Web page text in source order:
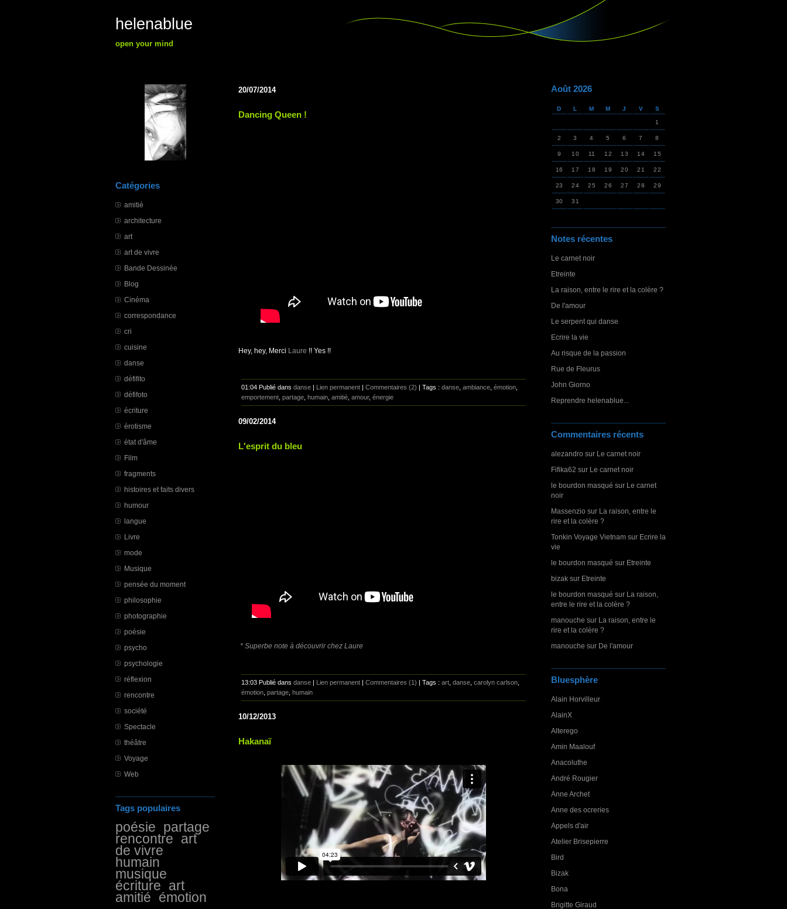
helenablue
open your mind
Catégories
amitié
architecture
art
art de vivre
Bande Dessinée
Blog
Cinéma
correspondance
cri
cuisine
danse
défifito
défifoto
écriture
érotisme
état d'âme
Film
fragments
histoires et faits divers
humour
langue
Livre
mode
Musique
pensée du moment
philosophie
photographie
poésie
psycho
psychologie
réflexion
rencontre
société
Spectacle
théâtre
Voyage
Web
Tags populaires
poésie partage
rencontre art
de vivre
humain
musique
écriture art
amitié émotion
Août 2026
D L M M J V S
1
2 3 4 5 6 7 8
9 10 11 12 13 14 15
16 17 18 19 20 21 22
23 24 25 26 27 28 29
30 31
Notes récentes
Le carnet noir
Etreinte
La raison, entre le rire et la colère ?
De l'amour
Le serpent qui danse
Ecrire la vie
Au risque de la passion
Rue de Fleurus
John Giorno
Reprendre helenablue...
Commentaires récents
alezandro sur Le carnet noir
Fifika62 sur Le carnet noir
le bourdon masqué sur Le carnet
noir
Massenzio sur La raison, entre le
rire et la colère ?
Tonkin Voyage Vietnam sur Ecrire la
vie
le bourdon masqué sur Etreinte
bizak sur Etreinte
le bourdon masqué sur La raison,
entre le rire et la colère ?
manouche sur La raison, entre le
rire et la colère ?
manouche sur De l'amour
Bluesphère
Alain Horvilleur
AlainX
Alterego
Amin Maalouf
Anacoluthe
André Rougier
Anne Archet
Anne des ocreries
Appels d'air
Atelier Brisepierre
Bird
Bizak
Bona
Brigitte Giraud
20/07/2014
Dancing Queen !
Hey, hey, Merci Laure !! Yes !!
01:04 Publié dans danse | Lien permanent | Commentaires (2) | Tags : danse ambiance émotion
emportement partage humain amitié amour, énergie
09/02/2014
L'esprit du bleu
* Superbe note à découvrir chez Laure
13:03 Publié dans danse | Lien permanent | Commentaires (1) | Tags : art danse carolyn carlson
émotion partage humain
10/12/2013
Hakanaï